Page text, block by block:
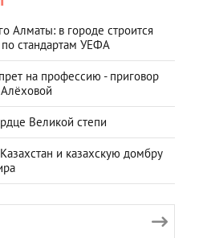
Алматы: в городе строится
стандартам УЕФА
на профессию - приговор
Великой степи
и казахскую домбру